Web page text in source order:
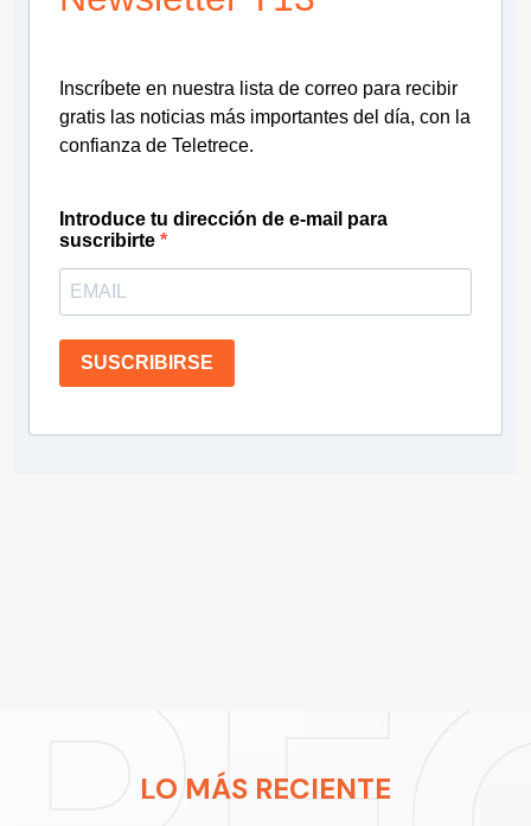
Inscríbete en nuestra lista de correo para recibir
gratis las noticias más importantes del día, con la
confianza de Teletrece.
Introduce tu dirección de e-mail para
suscribirte
SUSCRIBIRSE
LO MÁS RECIENTE